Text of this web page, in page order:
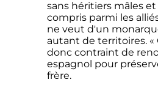
sans héritiers mâles
compris parmi les
ne veut d'un
autant de territoires. «
donc contraint de
espagnol pour
frère.